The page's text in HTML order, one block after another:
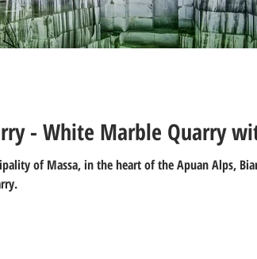
- White Marble Quarry
of Massa, in the heart of the Apuan Alps,